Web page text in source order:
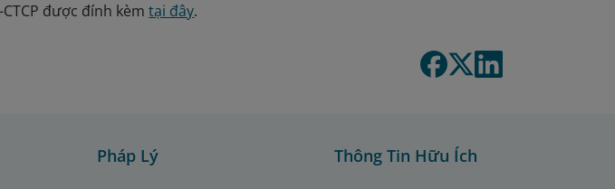
được đính kèmtại đây.
Pháp Lý Thông Tin Hữu Ích